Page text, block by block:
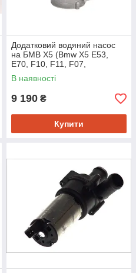
Додатковий водяний насос
на БМВ Х5 (Bmw X5 E53,
E70, F10, F11, F07,
F01,F02,F03,F04) Pierburg
706033440
В наявності
9 190 ₴
Купити